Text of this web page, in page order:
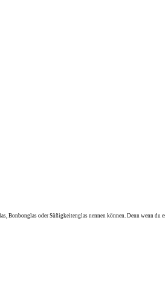
oder Süßigkeitenglas nennen können. Denn wenn